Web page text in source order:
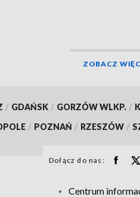
ZOBACZ
/ GDAŃSK / GORZÓW WLKP. /
/ POZNAŃ / RZESZÓW /
Dołącz do nas:
Centrum